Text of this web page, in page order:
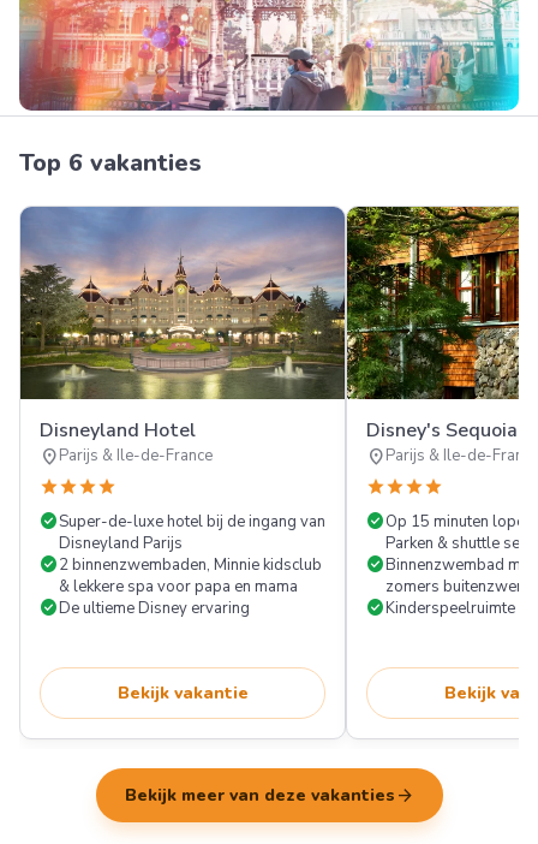
Top 6 vakanties
Disneyland Hotel
location_onParijs & Ile-de-France
starstarstarstar
check_circleSuper-de-luxe hotel bij de ingang van
Disneyland Parijs
check_circle2 binnenzwembaden, Minnie kidsclub
& lekkere spa voor papa en mama
check_circleDe ultieme Disney ervaring
Bekijk vakantie
Disney's Sequoia
location_onParijs & Ile-de-France
starstarstarstar
check_circleOp 15 minuten
Parken & shuttle
check_circleBinnenzwembad
zomers
check_circleKinderspeelruimte
Bekijk
Bekijk meer van deze vakanties arrow_forward